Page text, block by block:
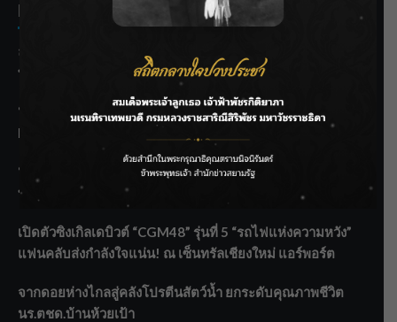
Recent Posts
ลุยไม่หยุด!! กรมชลฯ เร่งเคลียร์ผักตบชวา-ติดตั้งเครื่องสูบน้ำ
ทั่วไทย
“BILLKIN” สร้างความภาคภูมิใจ คว้ารางวัลใหญ่ Weibo
Malaysia พร้อมโชว์สุดประทับใจ
“สุริยะ” สั่งกรมชลฯ เฝ้าระวังน้ำ 24 ชม. รับมือฝนสิงหาคม
บริหารเชิงรุกลดเสี่ยงน้ำท่วม
เปิดตัวซิงเกิลเดบิวต์ “CGM48” รุ่นที่ 5 “รถไฟแห่งความหวัง”
แฟนคลับส่งกำลังใจแน่น! ณ เซ็นทรัลเชียงใหม่ แอร์พอร์ต
จากดอยห่างไกลสู่คลังโปรตีนสัตว์น้ำ ยกระดับคุณภาพชีวิต
นร.ตชด.บ้านห้วยเป้า